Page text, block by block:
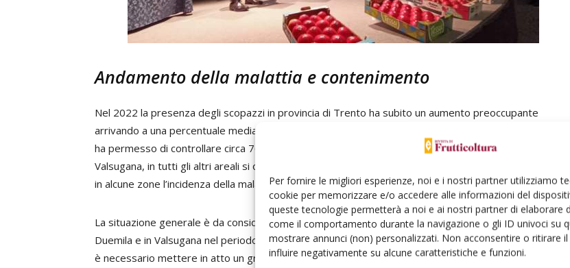
Per fornire le migliori esperienze, noi e i nostri partner utilizziamo
cookie per memorizzare e/o accedere alle informazioni del
queste tecnologie permetterà a noi e ai nostri partner di elaborare
come il comportamento durante la navigazione o gli ID univoci su
mostrare annunci (non) personalizzati. Non acconsentire o ritirare
influire negativamente su alcune caratteristiche e funzioni.
Andamento della malattia e contenimento
Nel 2022 la presenza degli scopazzi in provincia di Trento ha subito un aumento preoccupante
arrivando a una percentuale media del 1,54% di piante colpite. Il monitoraggio statistico provinciale
ha permesso di controllare circa 760.000 piante per un totale di 210 ettari. Esclusa la zona della
Valsugana, in tutti gli altri areali si osserva un elevato aumento della presenza di piante sintomatiche:
in alcune zone l’incidenza della malattia ha raggiunto percentuali molto significative, oltre il 2%.
La situazione generale è da considerarsi grave: come già successo nelle Valli del Noce ad inizio anni
Duemila e in Valsugana nel periodo 2011-2014, superata la soglia dell’1% di diffusione degli scopazzi
è necessario mettere in atto un grosso sforzo di estirpo di tutte le piante colpite, considerando che,